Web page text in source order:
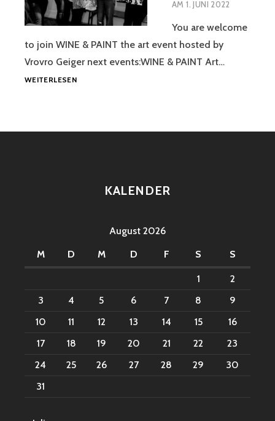
AM1. JUNI 2022
You are welcome
to join WINE & PAINT the art event hosted by
Vrovro Geiger next events:WINE & PAINT Art…
WEITERLESENWINE
KALENDER
August 2026
M
D M D F S S
1
2
3
4 5 6 7 8
9
10
11 12 13 14 15
16
17
18 19 20 21 22
23
24
25 26 27 28 29
30
31